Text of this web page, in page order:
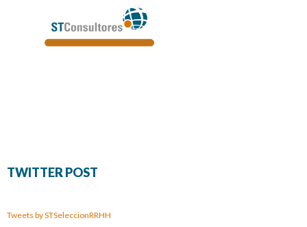
TWITTER POST
Tweets by STSeleccionRRHH